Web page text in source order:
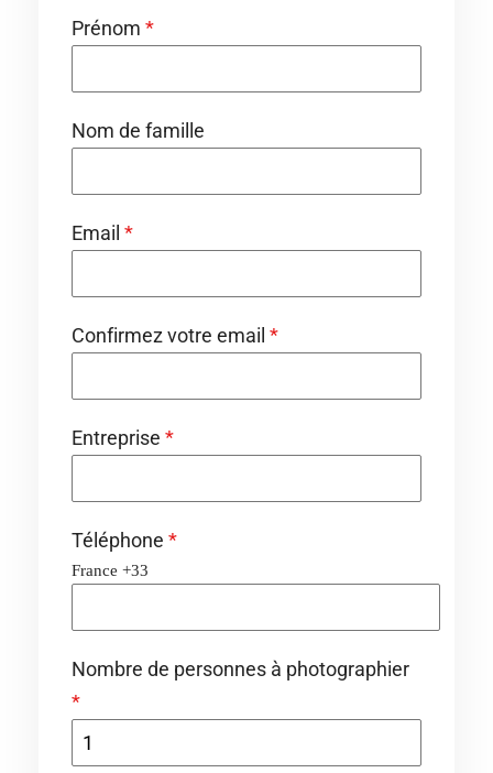
Prénom *
Nom de famille
Email *
Confirmez votre email *
Entreprise *
Téléphone *
France +33
Nombre de personnes à photographier
*